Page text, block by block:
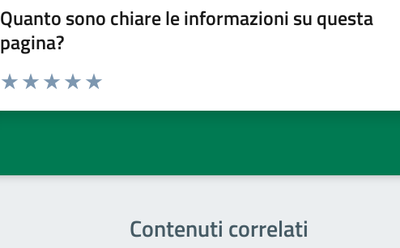
Quanto sono chiare le informazioni su questa
pagina?
Contenuti correlati